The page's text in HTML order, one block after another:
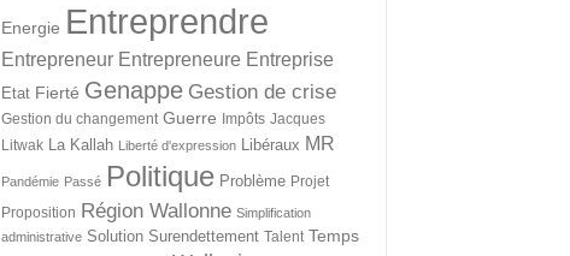
Energie Entreprendre
Entrepreneur Entrepreneure Entreprise
Etat Fierté Genappe Gestion de crise
Gestion du changement Guerre Impôts Jacques
Litwak La Kallah Liberté d'expression Libéraux MR
Pandémie Passé Politique Problème Projet
Proposition Région Wallonne Simplification
administrative Solution Surendettement Talent Temps